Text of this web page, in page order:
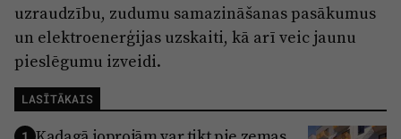
uzraudzību, zudumu samazināšanas pasākumus
un elektroenerģijas uzskaiti, kā arī veic jaunu
pieslēgumu izveidi.
LASĪTĀKAIS